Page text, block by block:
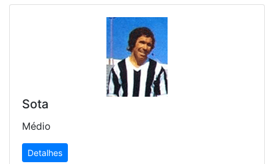
Sota
Médio
Detalhes